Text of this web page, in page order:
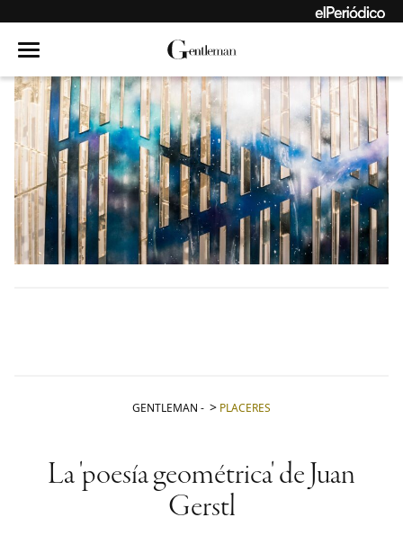
GENTLEMAN - PLACERES
La 'poesía geométrica' de Juan
Gerstl